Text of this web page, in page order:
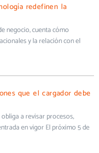
redefinen la
negocio, cuenta cómo
y la relación con el
que el cargador debe
a revisar procesos,
en vigor El próximo 5 de